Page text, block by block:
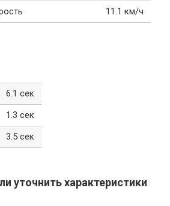
11.1 км/ч
6.1 сек
1.3 сек
3.5 сек
уточнить характеристики